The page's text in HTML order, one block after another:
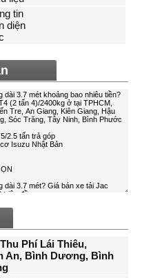
tin
diện
Phí Lái Thiêu,
An, Bình Dương, Bình